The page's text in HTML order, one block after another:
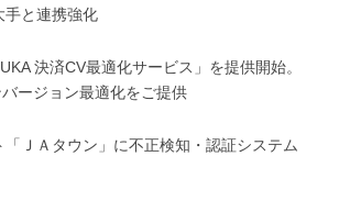
手と連携強化
決済CV最適化サービス」を提供開始。
ージョン最適化をご提供
ＪＡタウン」に不正検知・認証システム